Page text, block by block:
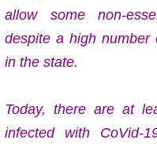
allow some non-
despite a high number
in the state.
Today, there are at
infected with CoVid-